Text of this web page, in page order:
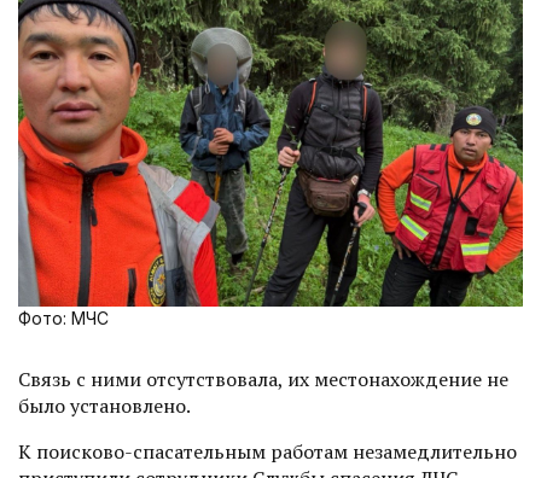
Фото: МЧС
Связь с ними отсутствовала, их местонахождение не
было установлено.
К поисково-спасательным работам незамедлительно